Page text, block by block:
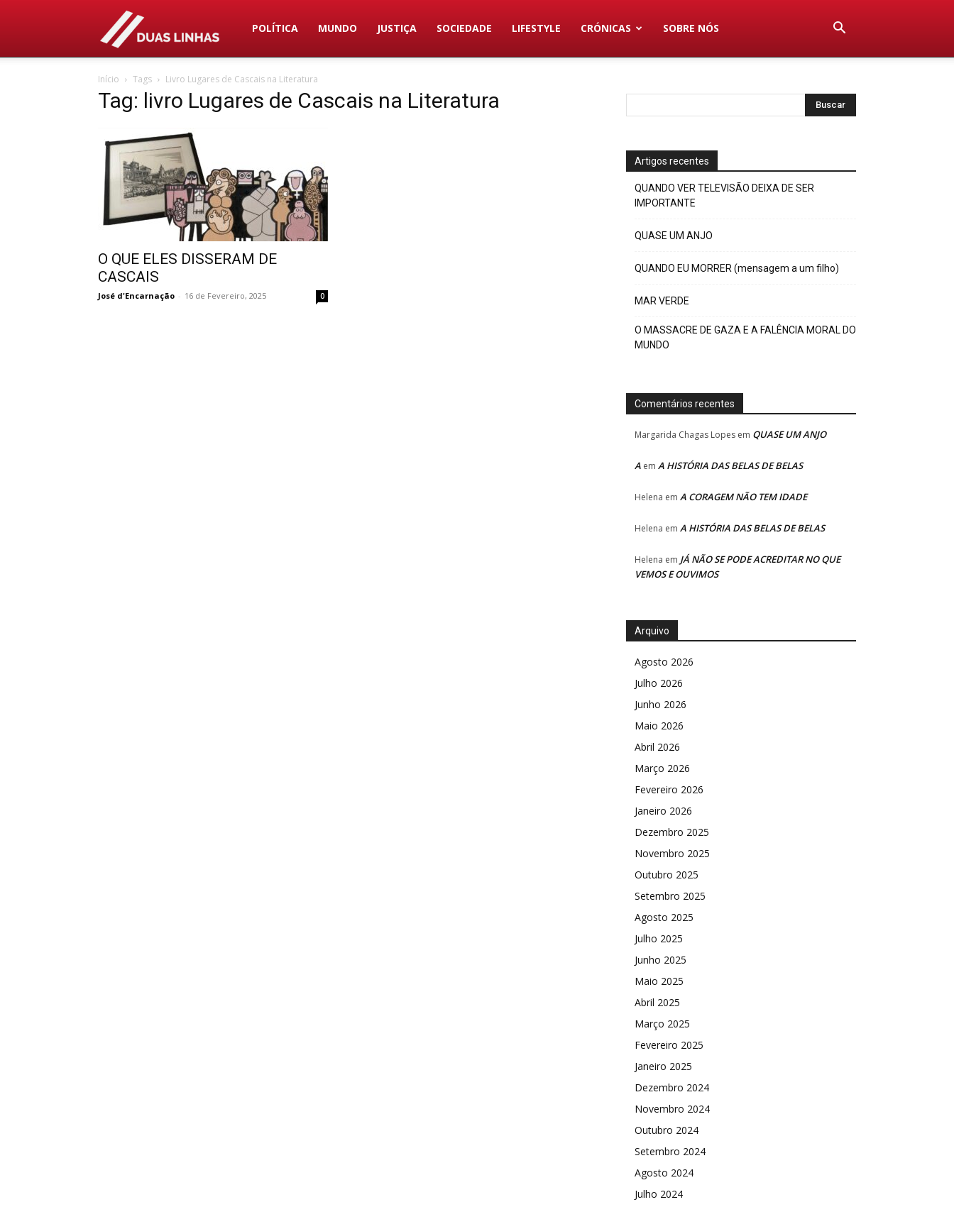
Duas
Linhas
POLÍTICA MUNDO JUSTIÇA SOCIEDADE LIFESTYLE CRÓNICAS SOBRE NÓS
Início Tags Livro Lugares de Cascais na Literatura
Tag: livro Lugares de Cascais na Literatura
O QUE ELES DISSERAM DE
CASCAIS
José d'Encarnação - 16 de Fevereiro, 2025 0
Artigos recentes
QUANDO VER TELEVISÃO DEIXA DE SER
IMPORTANTE
QUASE UM ANJO
QUANDO EU MORRER (mensagem a um filho)
MAR VERDE
O MASSACRE DE GAZA E A FALÊNCIA MORAL DO
MUNDO
Comentários recentes
Margarida Chagas Lopes em QUASE UM ANJO
A em A HISTÓRIA DAS BELAS DE BELAS
Helena em A CORAGEM NÃO TEM IDADE
Helena em A HISTÓRIA DAS BELAS DE BELAS
Helena em JÁ NÃO SE PODE ACREDITAR NO QUE
VEMOS E OUVIMOS
Arquivo
Agosto 2026
Julho 2026
Junho 2026
Maio 2026
Abril 2026
Março 2026
Fevereiro 2026
Janeiro 2026
Dezembro 2025
Novembro 2025
Outubro 2025
Setembro 2025
Agosto 2025
Julho 2025
Junho 2025
Maio 2025
Abril 2025
Março 2025
Fevereiro 2025
Janeiro 2025
Dezembro 2024
Novembro 2024
Outubro 2024
Setembro 2024
Agosto 2024
Julho 2024